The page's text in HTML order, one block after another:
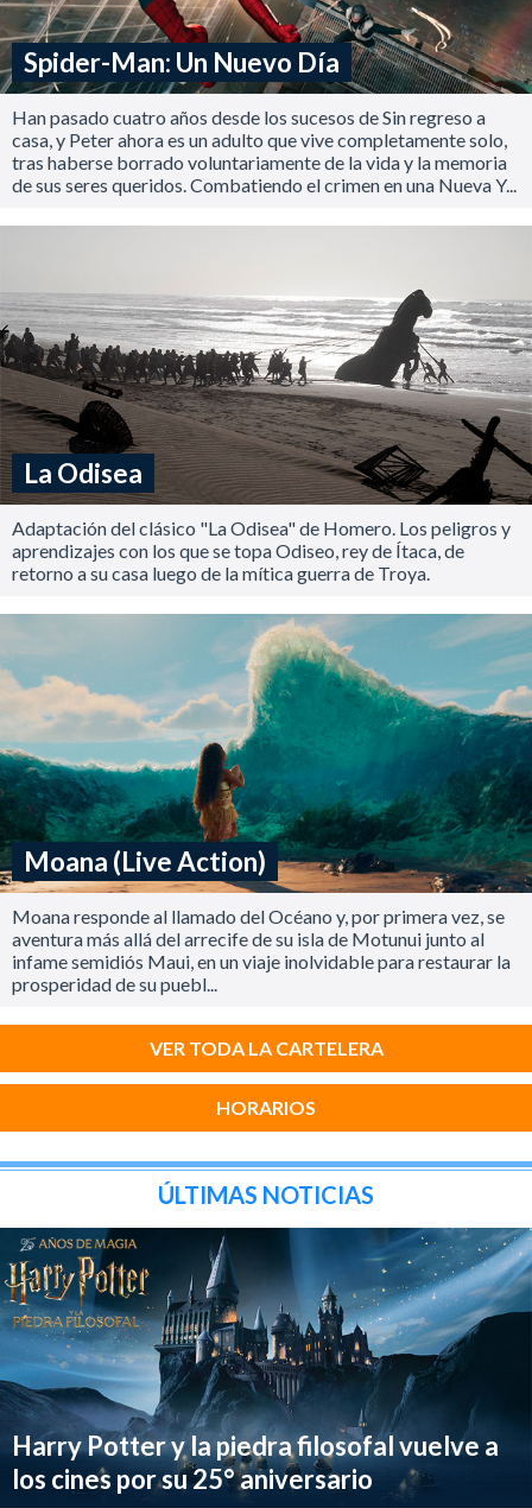
Spider-Man: Un Nuevo Día
Han pasado cuatro años desde los sucesos de Sin regreso a
casa, y Peter ahora es un adulto que vive completamente solo,
tras haberse borrado voluntariamente de la vida y la memoria
de sus seres queridos. Combatiendo el crimen en una Nueva Y...
La Odisea
Adaptación del clásico "La Odisea" de Homero. Los peligros y
aprendizajes con los que se topa Odiseo, rey de Ítaca, de
retorno a su casa luego de la mítica guerra de Troya.
Moana (Live Action)
Moana responde al llamado del Océano y, por primera vez, se
aventura más allá del arrecife de su isla de Motunui junto al
infame semidiós Maui, en un viaje inolvidable para restaurar la
prosperidad de su puebl...
VER TODA LA CARTELERA
HORARIOS
ÚLTIMAS NOTICIAS
Harry Potter y la piedra filosofal vuelve a
los cines por su 25° aniversario